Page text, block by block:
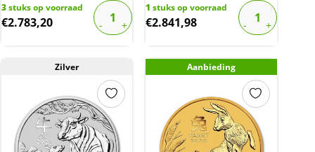
3stuks op voorraad
€2.783,20
1 stuks op voorraad
€2.841,98
Zilver Aanbieding